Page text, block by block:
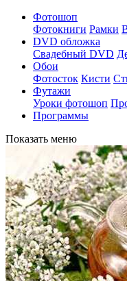
Фотошоп
Фотокниги Рамки
DVD обложка
Свадебный DVD
Обои
Фотосток Кисти
Футажи
Уроки фотошоп
Программы
Показать меню